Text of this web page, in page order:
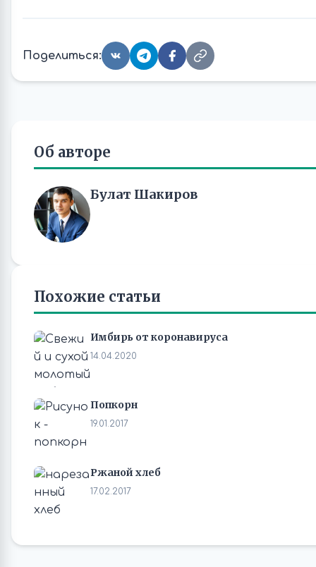
Поделиться:
Об авторе
Булат Шакиров
Похожие статьи
Имбирь от коронавируса
14.04.2020
Попкорн
19.01.2017
Ржаной хлеб
17.02.2017